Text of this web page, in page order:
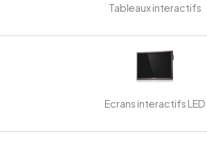
Tableaux interactifs
Ecrans interactifs LED